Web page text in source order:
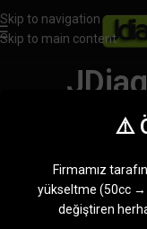
Skip to navigation
Skip to main content
Ürünler
Kenar çubuğunu
⚠️
Firmamız
yükseltme (50cc →
değiştiren